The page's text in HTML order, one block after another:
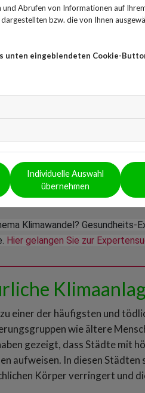
zu retten: das Pflanzen
Ein
aufzuheizen als ländliche
durch den hohen Anteil an
verstärkt diesen
Jahr 2015 konnte im Rahmen
Unterschied von
Cluj-Napoca, der
Klimawandel? Gesundheits-
Hier gelangen Sie zur
einer der häufigsten und
wie ältere
gezeigt, dass Städte mit
aufweisen. In diesen
Körper verringert und
und Abrufen von Informationen auf
bzw. die von Ihnen
unten eingeblendeten Cookie-
Individuelle Auswahl
übernehmen